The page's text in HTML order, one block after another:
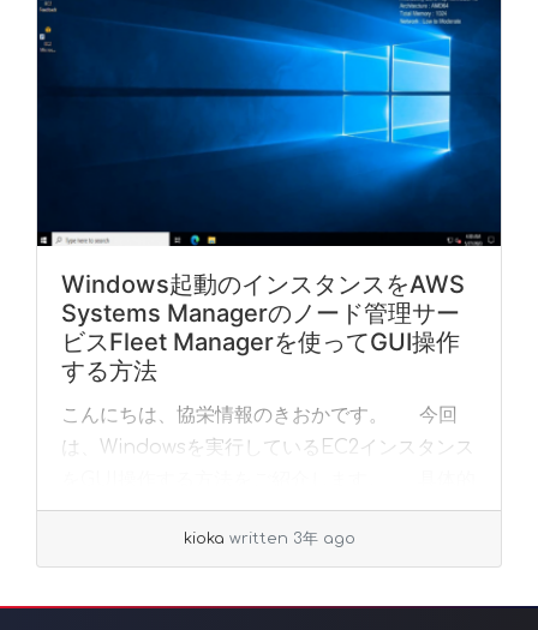
Windows起動のインスタンスをAWS
Systems Managerのノード管理サー
ビスFleet Managerを使ってGUI操作
する方法
こんにちは、協栄情報のきおかです。 今回
は、Windowsを実行しているEC2インスタンス
な方法としては、AWS Systems Managerの
ノード管理サービスの一... »read more
kioka written 3年 ago